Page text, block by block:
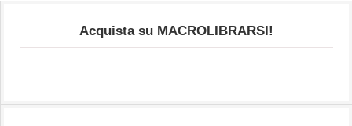
Acquista su MACROLIBRARSI!